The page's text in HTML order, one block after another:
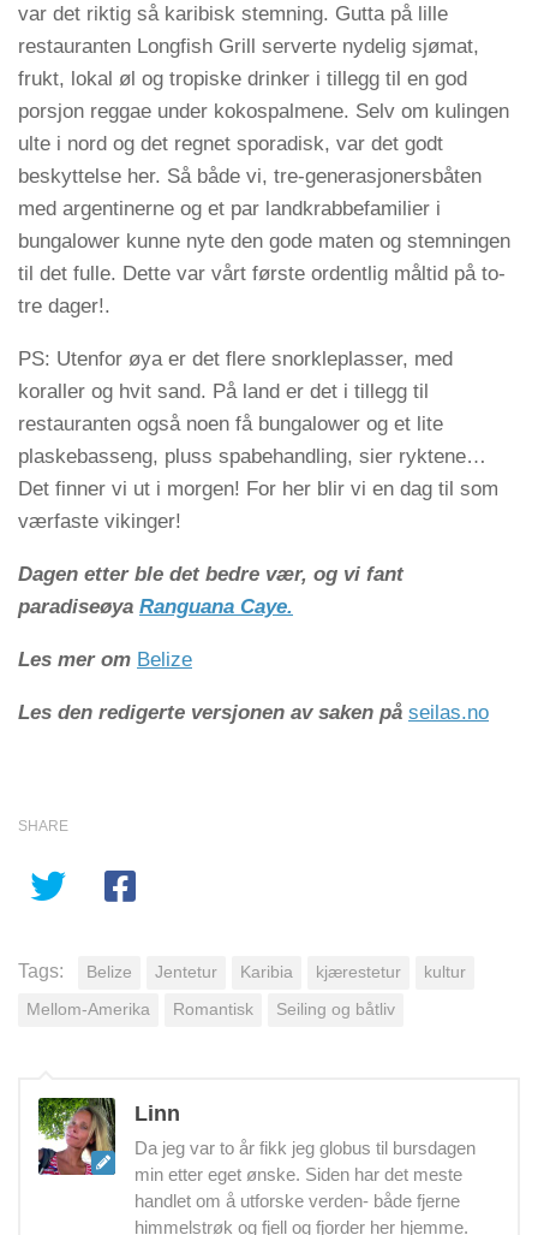
var det riktig så karibisk stemning. Gutta på lille
restauranten Longfish Grill serverte nydelig sjømat,
frukt, lokal øl og tropiske drinker i tillegg til en god
porsjon reggae under kokospalmene. Selv om kulingen
ulte i nord og det regnet sporadisk, var det godt
beskyttelse her. Så både vi, tre-generasjonersbåten
med argentinerne og et par landkrabbefamilier i
bungalower kunne nyte den gode maten og stemningen
til det fulle. Dette var vårt første ordentlig måltid på to-
tre dager!.
PS: Utenfor øya er det flere snorkleplasser, med
koraller og hvit sand. På land er det i tillegg til
restauranten også noen få bungalower og et lite
plaskebasseng, pluss spabehandling, sier ryktene…
Det finner vi ut i morgen! For her blir vi en dag til som
værfaste vikinger!
Dagen etter ble det bedre vær, og vi fant
paradiseøya Ranguana Caye.
Les mer om Belize
Les den redigerte versjonen av saken på seilas.no
SHARE
Tags: Belize Jentetur Karibia kjærestetur kultur
Mellom-Amerika Romantisk Seiling og båtliv
Linn
Da jeg var to år fikk jeg globus til bursdagen
min etter eget ønske. Siden har det meste
handlet om å utforske verden- både fjerne
himmelstrøk og fjell og fjorder her hjemme.